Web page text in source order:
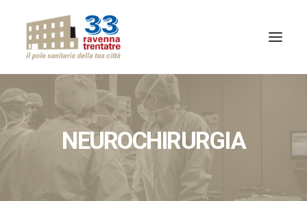
CHI SIAMO
QUALITÀ
ATTIVITÀNEUROCHIRURGIA